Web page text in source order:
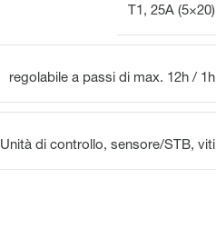
T1, 25A (5×20)
regolabile a passi di max. 12h / 1h
Unità di controllo, sensore/STB, viti